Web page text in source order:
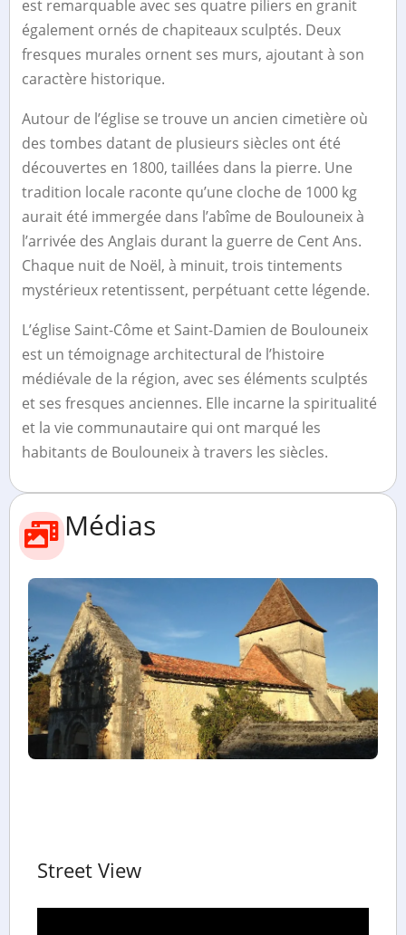
est remarquable avec ses quatre piliers en granit
également ornés de chapiteaux sculptés. Deux
fresques murales ornent ses murs, ajoutant à son
caractère historique.
Autour de l’église se trouve un ancien cimetière où
des tombes datant de plusieurs siècles ont été
découvertes en 1800, taillées dans la pierre. Une
tradition locale raconte qu’une cloche de 1000 kg
aurait été immergée dans l’abîme de Boulouneix à
l’arrivée des Anglais durant la guerre de Cent Ans.
Chaque nuit de Noël, à minuit, trois tintements
mystérieux retentissent, perpétuant cette légende.
L’église Saint-Côme et Saint-Damien de Boulouneix
est un témoignage architectural de l’histoire
médiévale de la région, avec ses éléments sculptés
et ses fresques anciennes. Elle incarne la spiritualité
et la vie communautaire qui ont marqué les
habitants de Boulouneix à travers les siècles.
Médias
Street View